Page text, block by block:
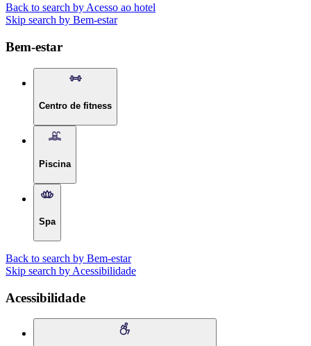
Back to search by Acesso ao hotel
Skip search by Bem-estar
Bem-estar
Centro de fitness
Piscina
Spa
Back to search by Bem-estar
Skip search by Acessibilidade
Acessibilidade